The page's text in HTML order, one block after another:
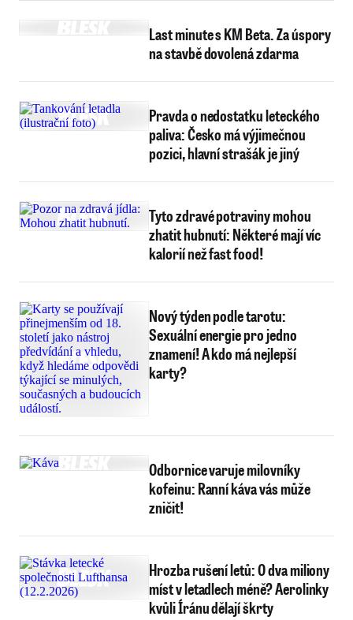
Last minute s KM Beta. Za úspory
na stavbě dovolená zdarma
Pravda o nedostatku leteckého
paliva: Česko má výjimečnou
pozici, hlavní strašák je jiný
Tyto zdravé potraviny mohou
zhatit hubnutí: Některé mají víc
kalorií než fast food!
Nový týden podle tarotu:
Sexuální energie pro jedno
znamení! A kdo má nejlepší
karty?
Odbornice varuje milovníky
kofeinu: Ranní káva vás může
zničit!
Hrozba rušení letů: O dva miliony
míst v letadlech méně? Aerolinky
kvůli Íránu dělají škrty